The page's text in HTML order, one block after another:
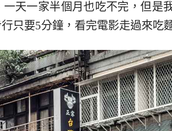
天一家半個月也吃不完，但是
只要5分鐘，看完電影走過來吃